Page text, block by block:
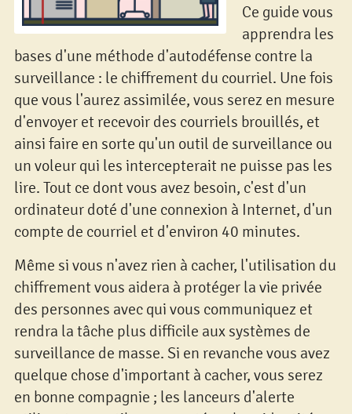
Ce guide vous
apprendra les
bases d'une méthode d'autodéfense contre la
surveillance : le chiffrement du courriel. Une fois
que vous l'aurez assimilée, vous serez en mesure
d'envoyer et recevoir des courriels brouillés, et
ainsi faire en sorte qu'un outil de surveillance ou
un voleur qui les intercepterait ne puisse pas les
lire. Tout ce dont vous avez besoin, c'est d'un
ordinateur doté d'une connexion à Internet, d'un
compte de courriel et d'environ 40 minutes.
Même si vous n'avez rien à cacher, l'utilisation du
chiffrement vous aidera à protéger la vie privée
des personnes avec qui vous communiquez et
rendra la tâche plus difficile aux systèmes de
surveillance de masse. Si en revanche vous avez
quelque chose d'important à cacher, vous serez
en bonne compagnie ; les lanceurs d'alerte